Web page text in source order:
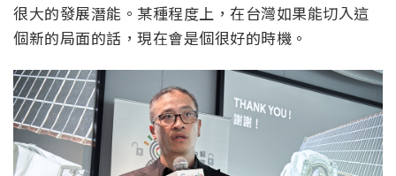
很大的發展潛能。某種程度上，在台灣如果能切入這
個新的局面的話，現在會是個很好的時機。